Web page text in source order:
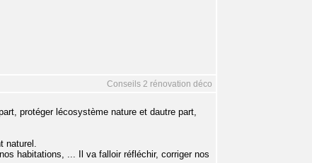
Conseils 2 rénovation déco
protéger lécosystème nature et dautre part,
naturel.
habitations, ... Il va falloir réfléchir, corriger nos